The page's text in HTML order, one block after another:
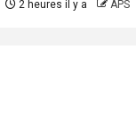
2 heures il y a APS